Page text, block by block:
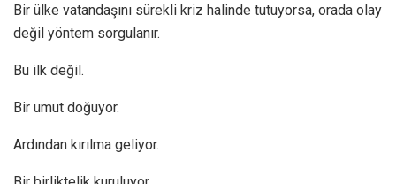
Bir ülke vatandaşını sürekli kriz halinde tutuyorsa, orada olay
değil yöntem sorgulanır.
Bu ilk değil.
Bir umut doğuyor.
Ardından kırılma geliyor.